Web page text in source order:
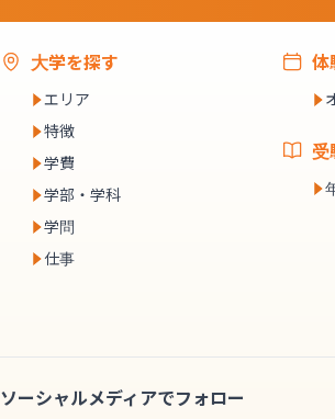
大学を探す
エリア
特徴
学費
学部・学科
学問
仕事
体
受
ソーシャルメディアでフォロー